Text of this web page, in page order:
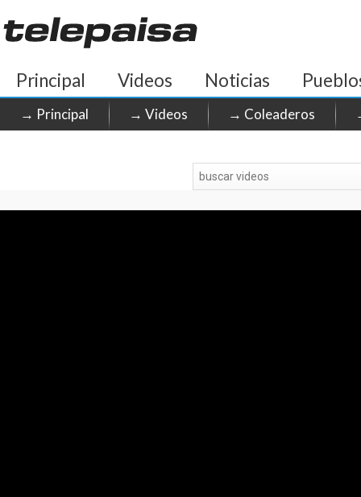
Principal Videos Noticias
→ Principal → Videos → Coleaderos